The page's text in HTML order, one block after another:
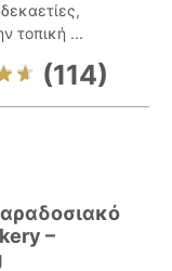
τοπική ...
(114)
–